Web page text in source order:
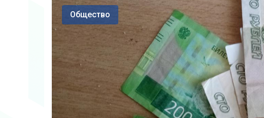
Общество